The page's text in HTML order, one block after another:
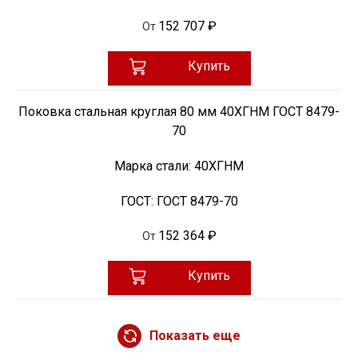
От 152 707 ₽
Купить
Поковка стальная круглая 80 мм 40ХГНМ ГОСТ 8479-
70
Марка стали: 40ХГНМ
ГОСТ: ГОСТ 8479-70
От 152 364 ₽
Купить
Показать еще